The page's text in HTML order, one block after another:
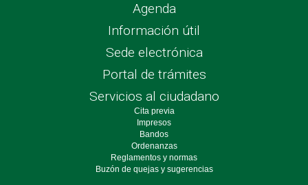
Agenda
Información útil
Sede electrónica
Portal de trámites
Servicios al ciudadano
Cita previa
Impresos
Bandos
Ordenanzas
Reglamentos y normas
Buzón de quejas y sugerencias